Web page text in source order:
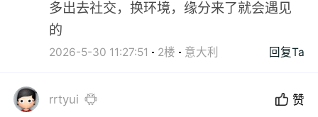
多出去社交，换环境，缘分来了就会遇见
的
2026-5-30 11:27:51 2楼 意大利 回复Ta
rrtyui 赞